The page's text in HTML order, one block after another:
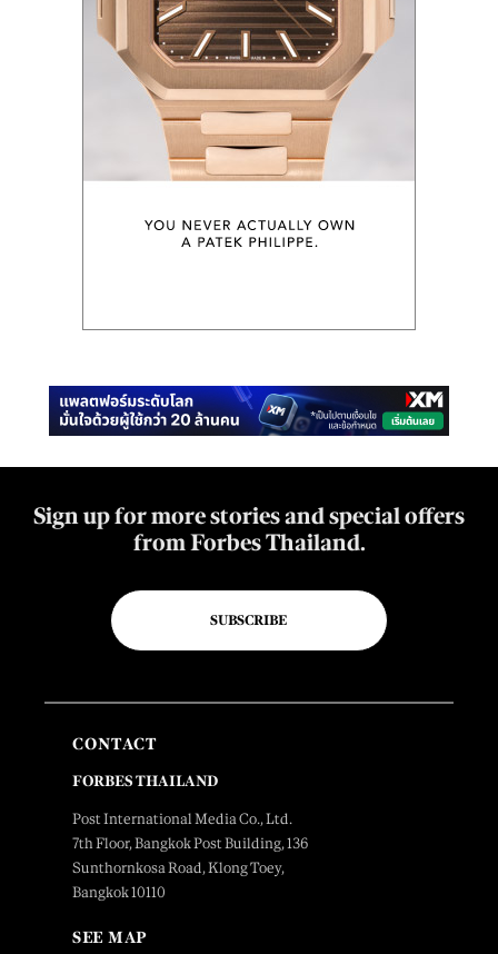
Sign up for more stories and special offers
from Forbes Thailand.
SUBSCRIBE
CONTACT
FORBES THAILAND
Post International Media Co., Ltd.
7th Floor, Bangkok Post Building, 136
Sunthornkosa Road, Klong Toey,
Bangkok 10110
SEE MAP